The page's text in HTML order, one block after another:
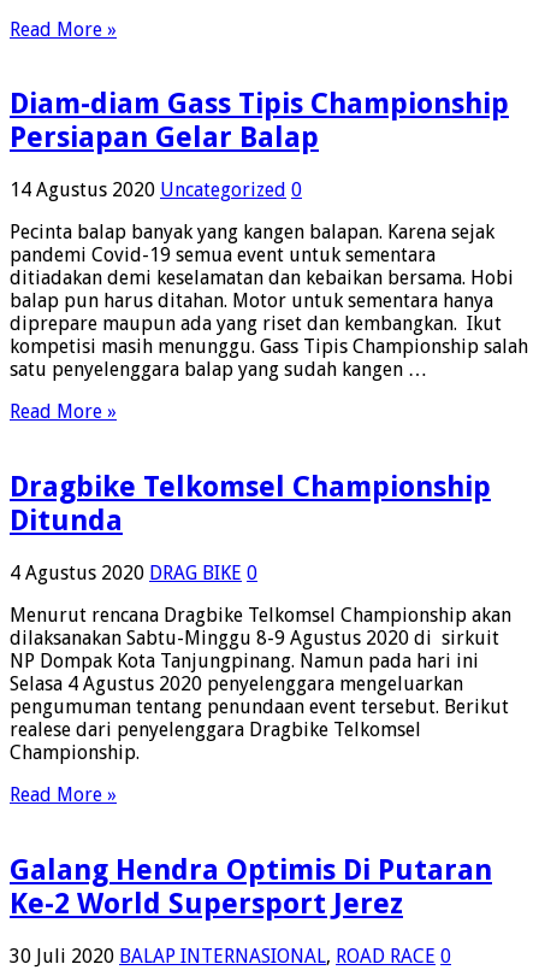
Read More »
Diam-diam Gass Tipis Championship
Persiapan Gelar Balap
14 Agustus 2020 Uncategorized 0
Pecinta balap banyak yang kangen balapan. Karena sejak
pandemi Covid-19 semua event untuk sementara
ditiadakan demi keselamatan dan kebaikan bersama. Hobi
balap pun harus ditahan. Motor untuk sementara hanya
diprepare maupun ada yang riset dan kembangkan. Ikut
kompetisi masih menunggu. Gass Tipis Championship salah
satu penyelenggara balap yang sudah kangen …
Read More »
Dragbike Telkomsel Championship
Ditunda
4 Agustus 2020 DRAG BIKE 0
Menurut rencana Dragbike Telkomsel Championship akan
dilaksanakan Sabtu-Minggu 8-9 Agustus 2020 di sirkuit
NP Dompak Kota Tanjungpinang. Namun pada hari ini
Selasa 4 Agustus 2020 penyelenggara mengeluarkan
pengumuman tentang penundaan event tersebut. Berikut
realese dari penyelenggara Dragbike Telkomsel
Championship.
Read More »
Galang Hendra Optimis Di Putaran
Ke-2 World Supersport Jerez
30 Juli 2020 BALAP INTERNASIONAL, ROAD RACE 0